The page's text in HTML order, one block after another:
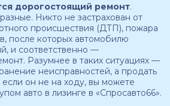
дорогостоящий ремонт.
Никто не застрахован от
происшествия (ДТП), пожара
после которых автомобилю
и соответственно —
Разумнее в таких ситуациях —
неисправностей, а продать
он не на ходу, вы можете
авто в лизинге в «Спросавто66».